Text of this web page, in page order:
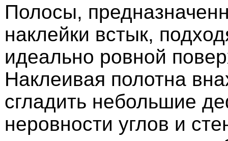
Полосы,
наклейки встык,
идеально ровной
Наклеивая полотна
сгладить небольшие
неровности углов и